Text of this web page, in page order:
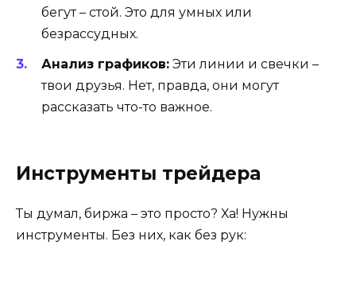
бегут – стой. Это для умных или
безрассудных.
Анализ графиков: Эти линии и свечки –
твои друзья. Нет, правда, они могут
рассказать что-то важное.
Инструменты трейдера
Ты думал, биржа – это просто? Ха! Нужны
инструменты. Без них, как без рук: